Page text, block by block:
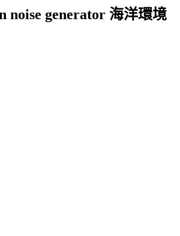
noise generator 海洋環境